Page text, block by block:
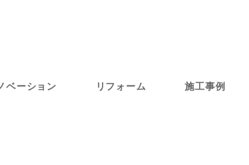
ベーション リフォーム 施工事例